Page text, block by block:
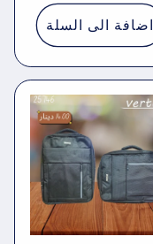
اضافة الى السلة